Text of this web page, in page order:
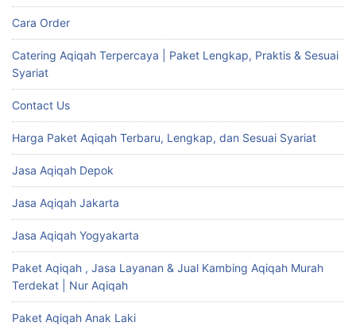
Cara Order
Catering Aqiqah Terpercaya | Paket Lengkap, Praktis & Sesuai
Syariat
Contact Us
Harga Paket Aqiqah Terbaru, Lengkap, dan Sesuai Syariat
Jasa Aqiqah Depok
Jasa Aqiqah Jakarta
Jasa Aqiqah Yogyakarta
Paket Aqiqah , Jasa Layanan & Jual Kambing Aqiqah Murah
Terdekat | Nur Aqiqah
Paket Aqiqah Anak Laki